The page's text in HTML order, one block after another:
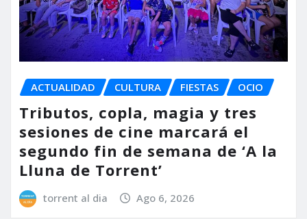
ACTUALIDAD CULTURA FIESTAS OCIO
Tributos, copla, magia y tres
sesiones de cine marcará el
segundo fin de semana de ‘A la
Lluna de Torrent’
torrent al dia Ago 6, 2026